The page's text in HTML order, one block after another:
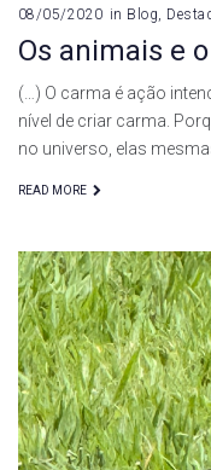
08/05/2020 in Blog,
Os animais e
(…) O carma é ação
nível de criar carma.
no universo, elas
READ MORE